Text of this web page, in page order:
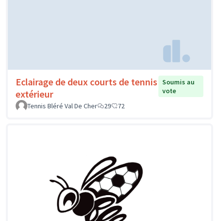
Eclairage de deux courts de tennis
extérieur
Soumis au
vote
Tennis Bléré Val De Cher
29 72